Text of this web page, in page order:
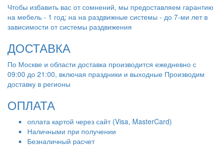
Чтобы избавить вас от сомнений, мы предоставляем гарантию
на мебель - 1 год; на на раздвижные системы - до 7-ми лет в
зависимости от системы раздвижения
ДОСТАВКА
По Москве и области доставка производится ежедневно с
09:00 до 21:00, включая праздники и выходные Производим
доставку в регионы
ОПЛАТА
оплата картой через сайт (Visa, MasterCard)
Наличными при получении
Безналичный расчет